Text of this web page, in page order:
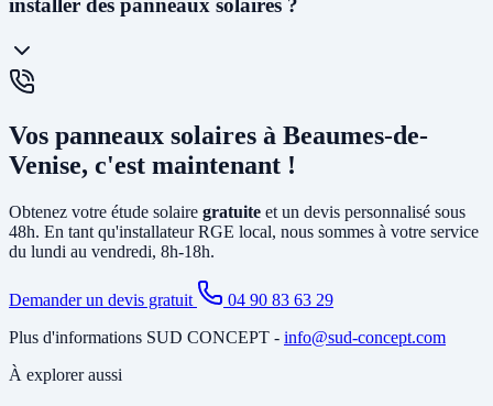
réseau. En autoconsommation avec vente du surplus
(environ 6 à 13 cts€/kWh selon la puissance). La vente en totalité
(sans consommer) est également possible. Nous vous conseillons la
solution la plus rentable selon votre profil de consommation.
En général, non. L'installation photovoltaïque nécessite
existant et le tirage de câbles DC depuis la toiture. Si votre tableau
est ancien ou sous-dimensionné, une mise à jour partielle peut être
nécessaire. Notre étude gratuite à Beaumes-de-Venise identifie tous
Vos panneaux solaires à Beaumes-de-
Venise, c'est maintenant !
Obtenez votre étude solaire gratuite et un devis personnalisé sous
48h. En tant qu'installateur RGE local, nous sommes à votre service
du lundi au vendredi, 8h-18h.
Demander un devis gratuit
04 90 83 63 29
Plus d'informations SUD CONCEPT - info@sud-concept.com
À explorer aussi